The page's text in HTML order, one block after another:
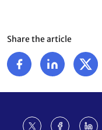
Share the article